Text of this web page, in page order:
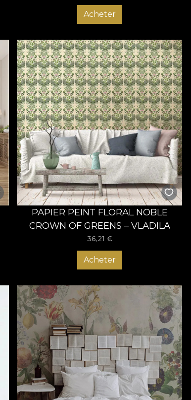
Acheter
PAPIER PEINT FLORAL NOBLE
CROWN OF GREENS – VLADILA
36,21 €
Acheter